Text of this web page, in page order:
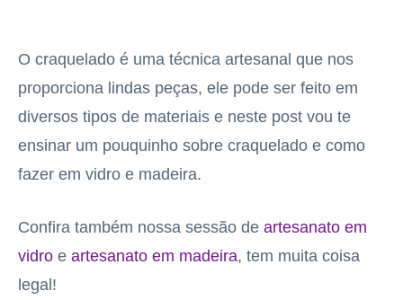
O craquelado é uma técnica artesanal que nos
proporciona lindas peças, ele pode ser feito em
diversos tipos de materiais e neste post vou te
ensinar um pouquinho sobre craquelado e como
fazer em vidro e madeira.
Confira também nossa sessão de artesanato em
vidro e artesanato em madeira, tem muita coisa
legal!